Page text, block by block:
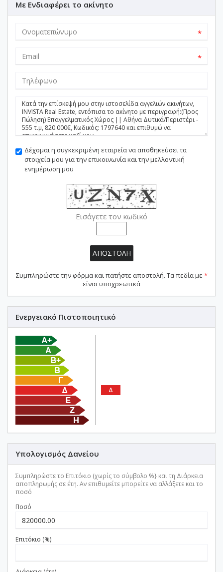
Με Ενδιαφέρει το ακίνητο
*
*
Δέχομαι η συγκεκριμένη εταιρεία να αποθηκεύσει τα
στοιχεία μου για την επικοινωνία και την μελλοντική
ενημέρωση μου
Εισάγετε τον κωδικό
ΑΠΟΣΤΟΛΗ
Συμπληρώστε την φόρμα και πατήστε αποστολή. Τα πεδία με *
είναι υποχρεωτικά
Ενεργειακό Πιστοποιητικό
Δ
Υπολογισμός Δανείου
Συμπληρώστε το Επιτόκιο (χωρίς το σύμβολο %} και τη Διάρκεια
αποπληρωμής σε έτη. Αν επιθυμείτε μπορείτε να αλλάξετε και το
ποσό
Ποσό
Επιτόκιο (%)